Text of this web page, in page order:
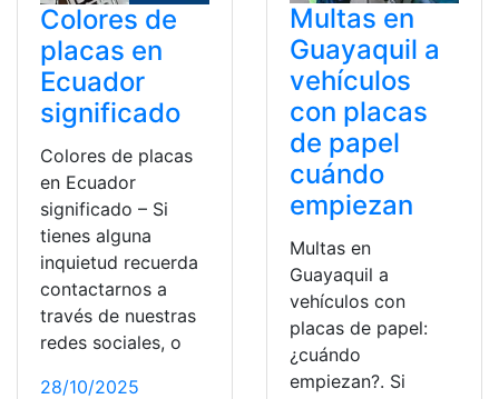
Colores de
placas en
Ecuador
significado
Colores de placas
en Ecuador
significado – Si
tienes alguna
inquietud recuerda
contactarnos a
través de nuestras
redes sociales, o
28/10/2025
Multas en
Guayaquil a
vehículos
con placas
de papel
cuándo
empiezan
Multas en
Guayaquil a
vehículos con
placas de papel:
¿cuándo
empiezan?. Si